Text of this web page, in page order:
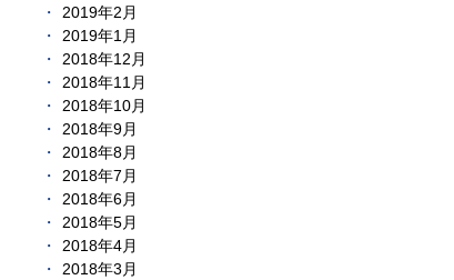
2019年2月
2019年1月
2018年12月
2018年11月
2018年10月
2018年9月
2018年8月
2018年7月
2018年6月
2018年5月
2018年4月
2018年3月